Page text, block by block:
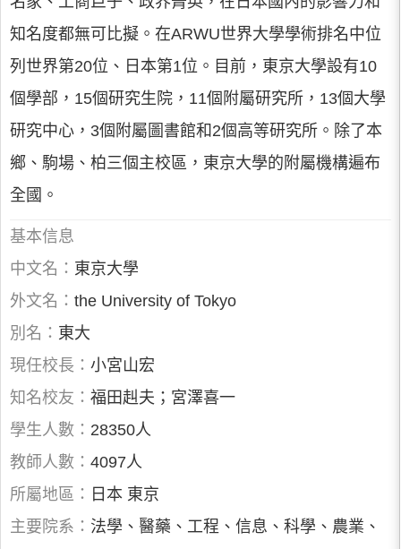
知名度都無可比擬。在ARWU世界大學學術排名中位
列世界第20位、日本第1位。目前，東京大學設有10
個學部，15個研究生院，11個附屬研究所，13個大學
研究中心，3個附屬圖書館和2個高等研究所。除了本
鄉、駒場、柏三個主校區，東京大學的附屬機構遍布
全國。
基本信息
中文名： 東京大學
外文名： the University of Tokyo
別名： 東大
現任校長： 小宮山宏
知名校友： 福田赳夫；宮澤喜一
學生人數： 28350人
教師人數： 4097人
所屬地區： 日本 東京
主要院系： 法學、醫藥、工程、信息、科學、農業、